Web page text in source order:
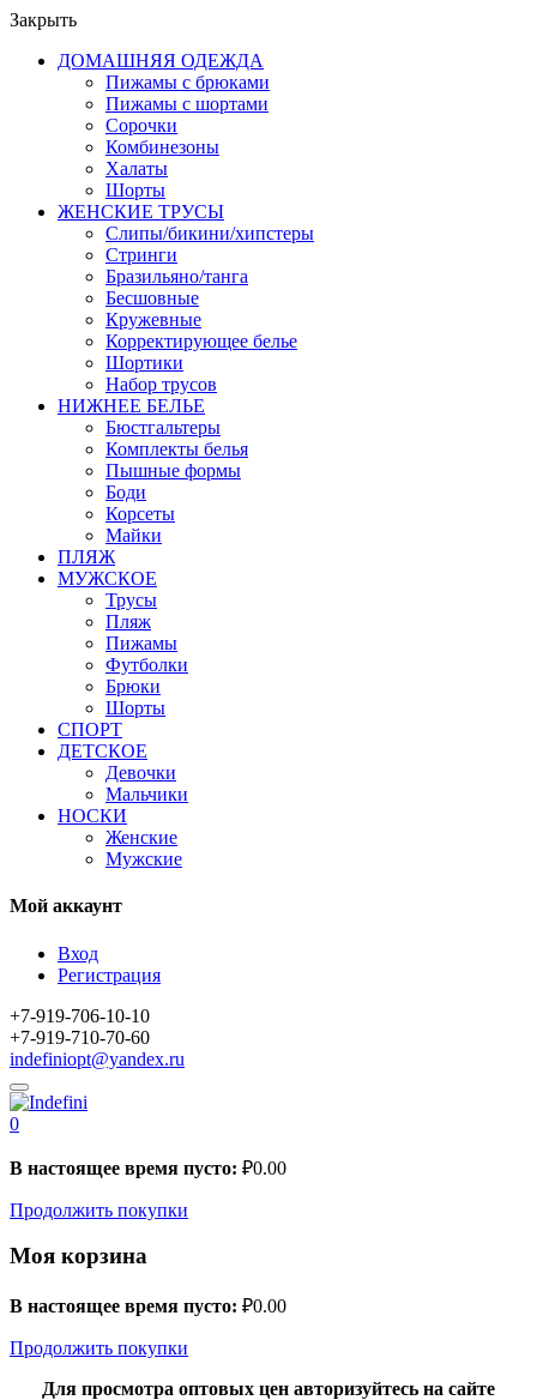
Закрыть
ДОМАШНЯЯ ОДЕЖДА
Пижамы с брюками
Пижамы с шортами
Сорочки
Комбинезоны
Халаты
Шорты
ЖЕНСКИЕ ТРУСЫ
Слипы/бикини/хипстеры
Стринги
Бразильяно/танга
Бесшовные
Кружевные
Корректирующее белье
Шортики
Набор трусов
НИЖНЕЕ БЕЛЬЕ
Бюстгальтеры
Комплекты белья
Пышные формы
Боди
Корсеты
Майки
ПЛЯЖ
МУЖСКОЕ
Трусы
Пляж
Пижамы
Футболки
Брюки
Шорты
СПОРТ
ДЕТСКОЕ
Девочки
Мальчики
НОСКИ
Женские
Мужские
Мой аккаунт
Вход
Регистрация
+7-919-706-10-10
+7-919-710-70-60
indefiniopt@yandex.ru
0
В настоящее время пусто: ₽0.00
Продолжить покупки
Моя корзина
В настоящее время пусто: ₽0.00
Продолжить покупки
Для просмотра оптовых цен авторизуйтесь на сайте